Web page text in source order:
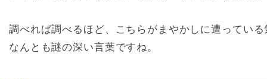
調べれば調べるほど、こちらがまやかしに遭ってい
なんとも謎の深い言葉ですね。